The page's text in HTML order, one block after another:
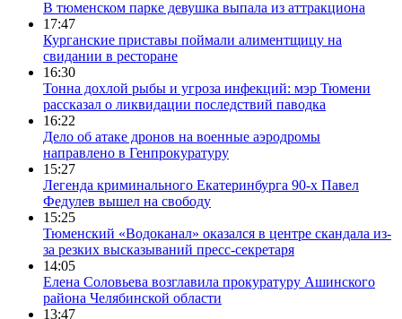
В тюменском парке девушка выпала из аттракциона
17:47
Курганские приставы поймали алиментщицу на
свидании в ресторане
16:30
Тонна дохлой рыбы и угроза инфекций: мэр Тюмени
рассказал о ликвидации последствий паводка
16:22
Дело об атаке дронов на военные аэродромы
направлено в Генпрокуратуру
15:27
Легенда криминального Екатеринбурга 90-х Павел
Федулев вышел на свободу
15:25
Тюменский «Водоканал» оказался в центре скандала из-
за резких высказываний пресс-секретаря
14:05
Елена Соловьева возглавила прокуратуру Ашинского
района Челябинской области
13:47